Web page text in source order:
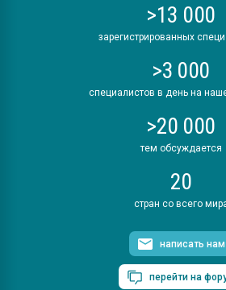
>13 000
зарегистрированных
>3 000
специалистов в день на
>20 000
тем обсуждается
20
стран со всего
написать нам
перейти на